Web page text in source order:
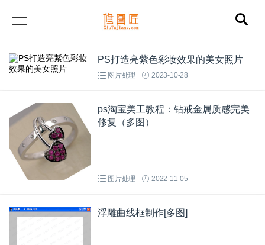
PS打造亮紫色彩妆效果的美女照片
图片处理 2023-10-28
ps淘宝美工教程：钻戒金属质感完美
修复（多图）
图片处理 2022-11-05
浮雕曲线框制作[多图]